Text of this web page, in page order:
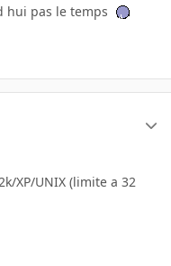
hui pas le temps
XP/UNIX (limite a 32